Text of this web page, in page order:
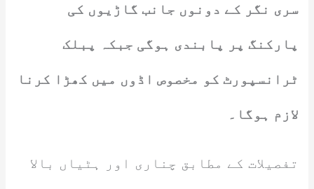
سری نگر کے دونوں جانب گاڑیوں کی
پارکنگ پر پابندی ہوگی جبکہ پبلک
ٹرانسپورٹ کو مخصوص اڈوں میں کھڑا کرنا
لازم ہوگا۔
تفصیلات کے مطابق چناری اور ہٹیاں بالا